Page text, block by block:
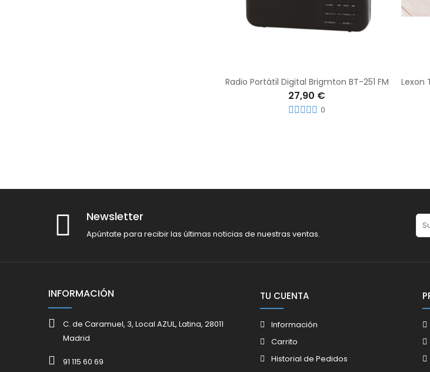
Radio Portátil Digital Brigmton BT-251 FM
27,90 €
0
Newsletter
Apúntate para recibir las últimas noticias de nuestras ventas.
INFORMACIÓN
C. de Caramuel, 3, Local AZUL, Latina, 28011
Madrid
91 115 60 69
TU CUENTA
Información
Carrito
Historial de Pedidos